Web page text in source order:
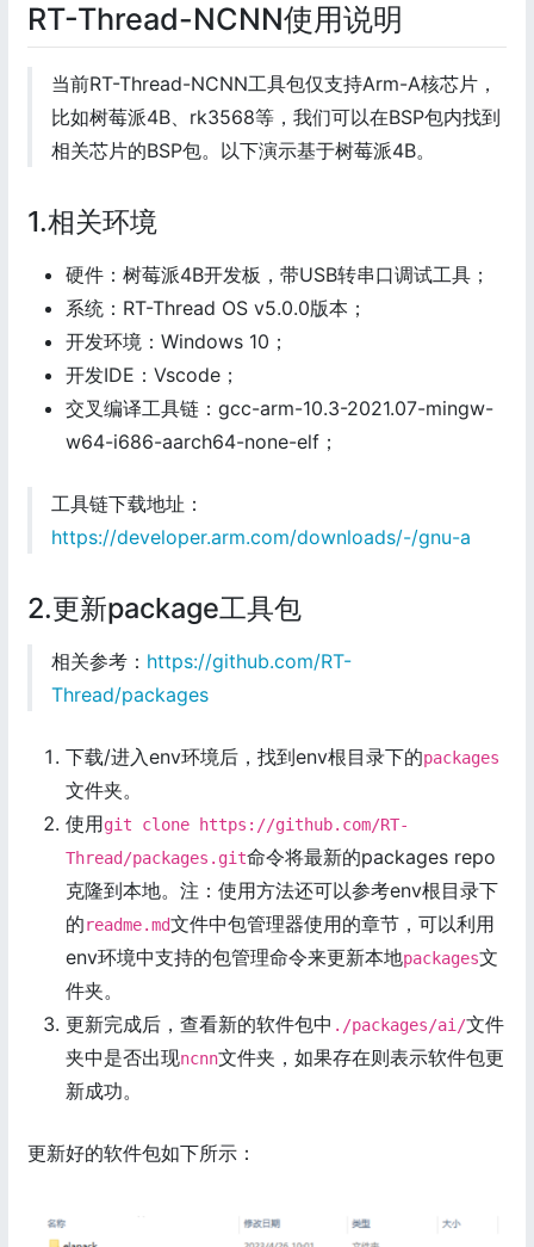
RT-Thread-NCNN使用说明
当前RT-Thread-NCNN工具包仅支持Arm-A核芯片，
比如树莓派4B、rk3568等，我们可以在BSP包内找到
相关芯片的BSP包。以下演示基于树莓派4B。
1.相关环境
硬件：树莓派4B开发板，带USB转串口调试工具；
系统：RT-Thread OS v5.0.0版本；
开发环境：Windows 10；
开发IDE：Vscode；
交叉编译工具链：gcc-arm-10.3-2021.07-mingw-
w64-i686-aarch64-none-elf；
工具链下载地址：
https://developer.arm.com/downloads/-/gnu-a
2.更新package工具包
相关参考： https://github.com/RT-
Thread/packages
下载/进入env环境后，找到env根目录下的packages
文件夹。
使用git clone https://github.com/RT-
Thread/packages.git命令将最新的packages repo
克隆到本地。注：使用方法还可以参考env根目录下
的readme.md文件中包管理器使用的章节，可以利用
env环境中支持的包管理命令来更新本地packages文
件夹。
更新完成后，查看新的软件包中 ./packages/ai/文件
夹中是否出现ncnn文件夹，如果存在则表示软件包更
新成功。
更新好的软件包如下所示：